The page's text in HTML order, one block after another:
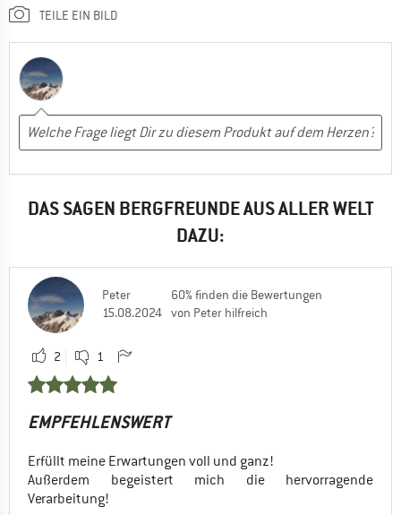
TEILE EIN BILD
DAS SAGEN BERGFREUNDE AUS ALLER WELT
DAZU:
Peter
15.08.2024
60% finden die Bewertungen
von Peter hilfreich
2 1
EMPFEHLENSWERT
Erfüllt meine Erwartungen voll und ganz!
Außerdem begeistert mich die hervorragende
Verarbeitung!